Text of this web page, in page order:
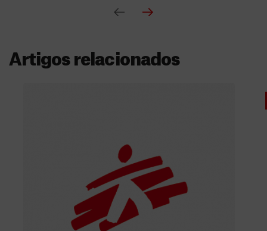
Artigos relacionados